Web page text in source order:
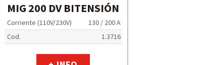
MIG 200 DV BITENSIÓN
Corriente (110V/230V)
130 / 200 A
Cod.
1.3716